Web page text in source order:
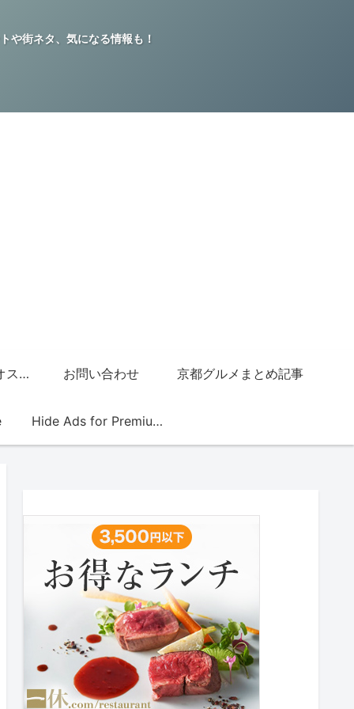
や街ネタ、気になる情報も！
グッチジャパン的オススメ店 お問い合わせ 京都グルメまとめ記事
Hide Ads for Premium Members